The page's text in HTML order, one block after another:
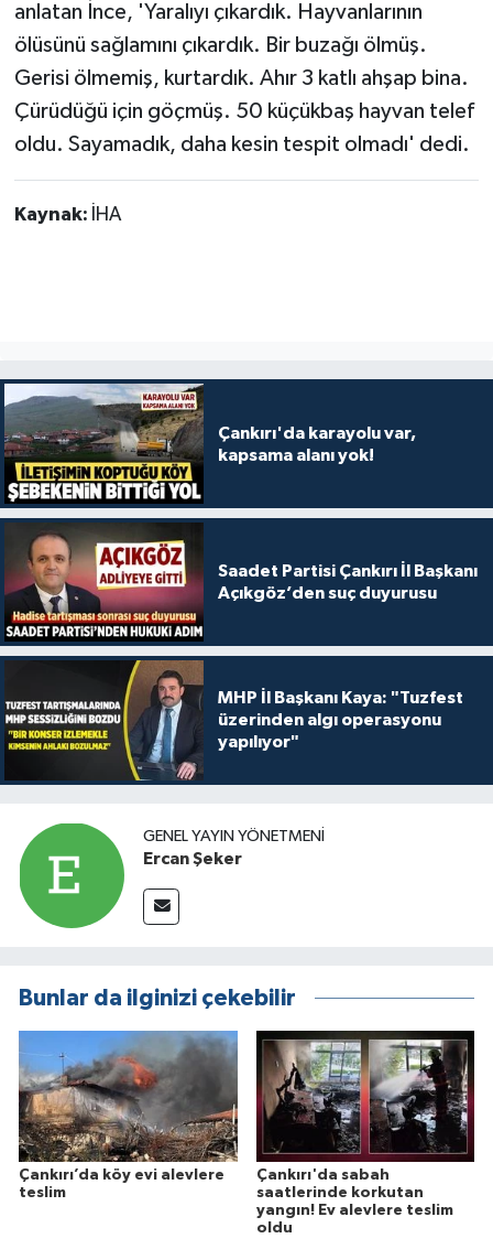
anlatan İnce, 'Yaralıyı çıkardık. Hayvanlarının
ölüsünü sağlamını çıkardık. Bir buzağı ölmüş.
Gerisi ölmemiş, kurtardık. Ahır 3 katlı ahşap bina.
Çürüdüğü için göçmüş. 50 küçükbaş hayvan telef
oldu. Sayamadık, daha kesin tespit olmadı' dedi.
Kaynak: İHA
Çankırı'da karayolu var,
kapsama alanı yok!
Saadet Partisi Çankırı İl Başkanı
Açıkgöz’den suç duyurusu
MHP İl Başkanı Kaya: "Tuzfest
üzerinden algı operasyonu
yapılıyor"
GENEL YAYIN YÖNETMENI
Ercan Şeker
Bunlar da ilginizi çekebilir
Çankırı’da köy evi alevlere
teslim
Çankırı'da sabah
saatlerinde korkutan
yangın! Ev alevlere teslim
oldu